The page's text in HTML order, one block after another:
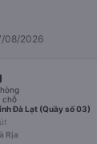
08/2026
chỗ
Đà Lạt (Quầy số 03)
Rịa